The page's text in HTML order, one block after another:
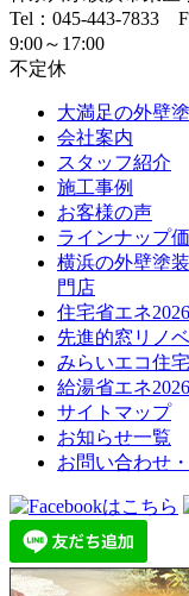
Tel：045-443-7833
9:00～17:00
不定休
大満足の外壁
会社案内
スタッフ紹介
施工事例
お客様の声
ラインナップ
横浜の外壁塗
門店
住宅省エネ
先進的窓リノ
みらいエコ住
給湯省エネ
サイトマップ
お知らせ一覧
お問い合わせ